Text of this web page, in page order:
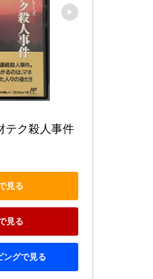
テク殺人事件
見る
見る
ングで見る